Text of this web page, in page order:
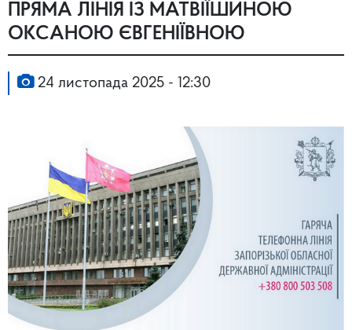
ПРЯМА ЛІНІЯ ІЗ МАТВІЇШИНОЮ
ОКСАНОЮ ЄВГЕНІЇВНОЮ
24 листопада 2025 - 12:30